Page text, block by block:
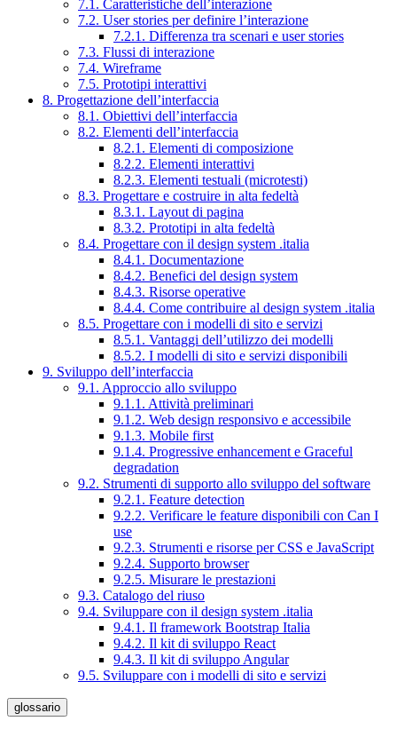
7.1. Caratteristiche dell’interazione
7.2. User stories per definire l’interazione
7.2.1. Differenza tra scenari e user stories
7.3. Flussi di interazione
7.4. Wireframe
7.5. Prototipi interattivi
8. Progettazione dell’interfaccia
8.1. Obiettivi dell’interfaccia
8.2. Elementi dell’interfaccia
8.2.1. Elementi di composizione
8.2.2. Elementi interattivi
8.2.3. Elementi testuali (microtesti)
8.3. Progettare e costruire in alta fedeltà
8.3.1. Layout di pagina
8.3.2. Prototipi in alta fedeltà
8.4. Progettare con il design system .italia
8.4.1. Documentazione
8.4.2. Benefici del design system
8.4.3. Risorse operative
8.4.4. Come contribuire al design system .italia
8.5. Progettare con i modelli di sito e servizi
8.5.1. Vantaggi dell’utilizzo dei modelli
8.5.2. I modelli di sito e servizi disponibili
9. Sviluppo dell’interfaccia
9.1. Approccio allo sviluppo
9.1.1. Attività preliminari
9.1.2. Web design responsivo e accessibile
9.1.3. Mobile first
9.1.4. Progressive enhancement e Graceful
degradation
9.2. Strumenti di supporto allo sviluppo del software
9.2.1. Feature detection
9.2.2. Verificare le feature disponibili con Can I
use
9.2.3. Strumenti e risorse per CSS e JavaScript
9.2.4. Supporto browser
9.2.5. Misurare le prestazioni
9.3. Catalogo del riuso
9.4. Sviluppare con il design system .italia
9.4.1. Il framework Bootstrap Italia
9.4.2. Il kit di sviluppo React
9.4.3. Il kit di sviluppo Angular
9.5. Sviluppare con i modelli di sito e servizi
glossario